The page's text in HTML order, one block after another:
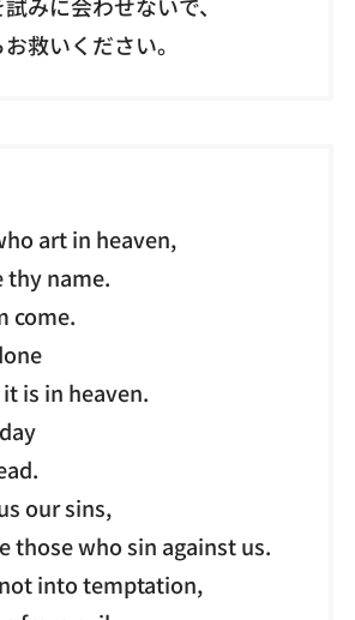
みに会わせないで、
救いください。
art in heaven,
thy name.
come.
is in heaven.
our sins,
those who sin against us.
into temptation,